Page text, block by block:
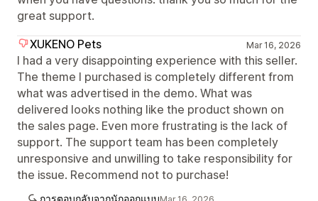
great support.
XUKENO Pets
Mar 16, 2026
I had a very disappointing experience with this seller.
The theme I purchased is completely different from
what was advertised in the demo. What was
delivered looks nothing like the product shown on
the sales page. Even more frustrating is the lack of
support. The support team has been completely
unresponsive and unwilling to take responsibility for
the issue. Recommend not to purchase!
การตอบกลับจากนักออกแบบ